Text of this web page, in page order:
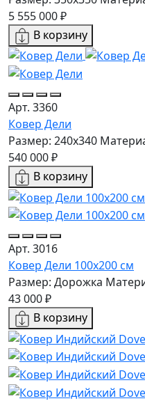
5 555 000 ₽
В корзину
Арт. 3360
Ковер Дели
Размер: 240x340
540 000 ₽
В корзину
Арт. 3016
Ковер Дели 100х200 см
Размер: Дорожка
43 000 ₽
В корзину